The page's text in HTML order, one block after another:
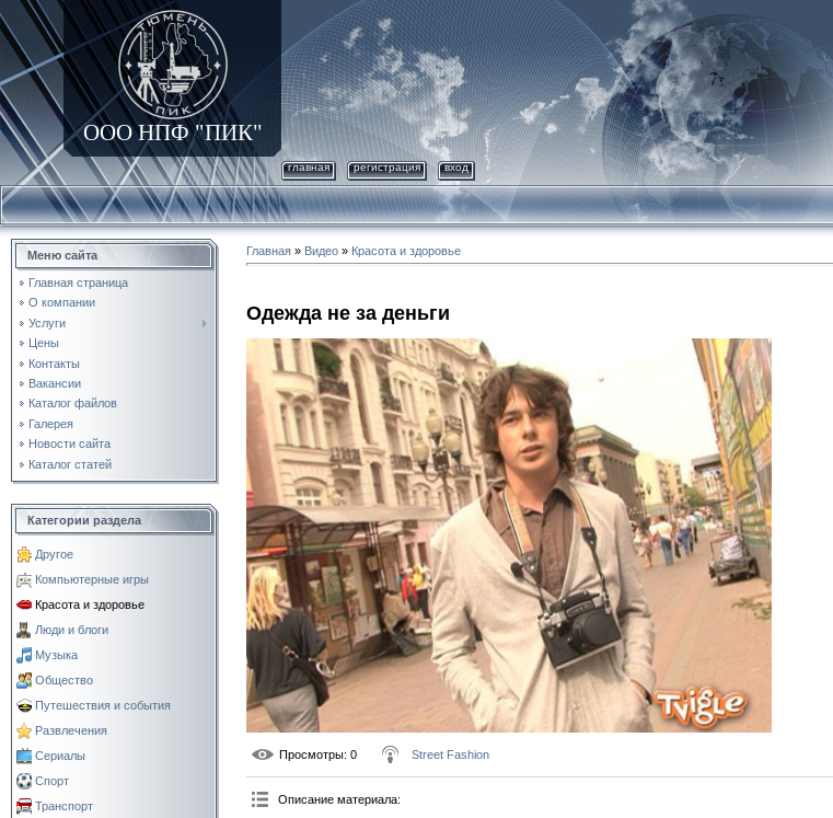
ООО НПФ "ПИК"
главная регистрация вход
Меню сайта
Главная страница
О компании
Услуги
Цены
Контакты
Вакансии
Каталог файлов
Галерея
Новости сайта
Каталог статей
Категории раздела
Другое
Компьютерные игры
Красота и здоровье
Люди и блоги
Музыка
Общество
Путешествия и события
Развлечения
Сериалы
Спорт
Транспорт
Главная » Видео » Красота и здоровье
Одежда не за деньги
Просмотры: 0 Street Fashion
Описание материала: